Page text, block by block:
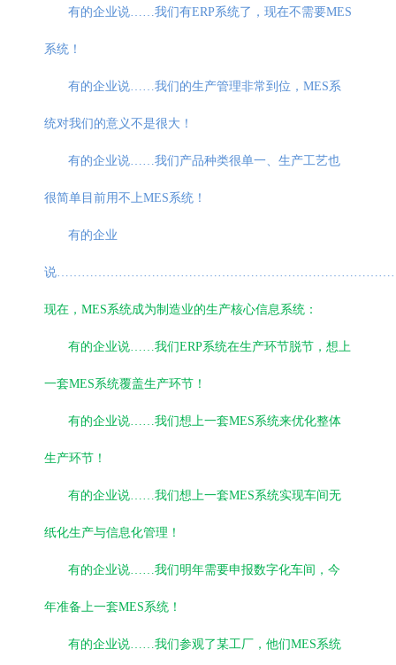
有的企业说……我们有ERP系统了，现在不需要MES
系统！
有的企业说……我们的生产管理非常到位，MES系
统对我们的意义不是很大！
有的企业说……我们产品种类很单一、生产工艺也
很简单目前用不上MES系统！
有的企业
说
现在，MES系统成为制造业的生产核心信息系统：
有的企业说……我们ERP系统在生产环节脱节，想上
一套MES系统覆盖生产环节！
有的企业说……我们想上一套MES系统来优化整体
生产环节！
有的企业说……我们想上一套MES系统实现车间无
纸化生产与信息化管理！
有的企业说……我们明年需要申报数字化车间，今
年准备上一套MES系统！
有的企业说……我们参观了某工厂，他们MES系统